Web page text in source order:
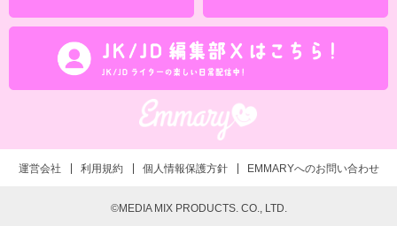
運営会社 利用規約 個人情報保護方針 EMMARYへのお問い合わせ
©MEDIA MIX PRODUCTS. CO., LTD.